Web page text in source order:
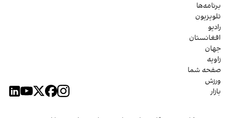
برنامه‌ها
تلویزیون
رادیو
افغانستان
جهان
زاویه
صفحه شما
ورزش
بازار